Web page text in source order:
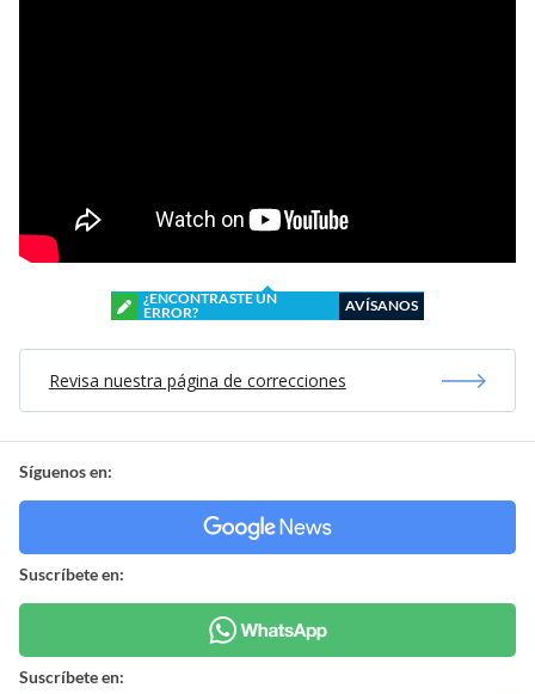
¿ENCONTRASTE UN
ERROR?
AVÍSANOS
Revisa nuestra página de correcciones
Síguenos en:
Suscríbete en:
Suscríbete en: